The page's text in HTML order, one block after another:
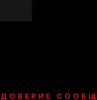
ДОВЕРИЕ